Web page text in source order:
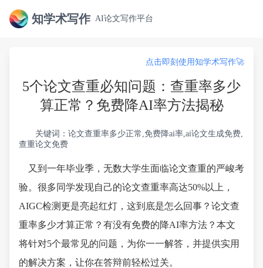
知学术写作 AI论文写作平台
点击即刻使用知学术写作🚀
5个论文查重必知问题：查重率多少
算正常？免费降AI率方法揭秘
关键词：论文查重率多少正常,免费降ai率,ai论文生成免费,
查重论文免费
又到一年毕业季，无数大学生面临论文查重的严峻考
验。很多同学发现自己的论文查重率高达50%以上，
AIGC检测更是亮起红灯，这到底是怎么回事？论文查
重率多少才算正常？有没有免费的降AI率方法？本文
将针对5个最常见的问题，为你一一解答，并提供实用
的解决方案，让你在答辩前轻松过关。